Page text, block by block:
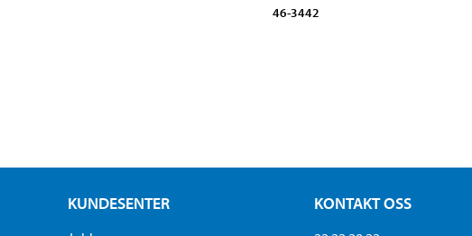
46-3442
KUNDESENTER KONTAKT OSS